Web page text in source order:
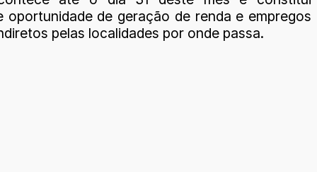
oportunidade de geração de renda e empregos
pelas localidades por onde passa.